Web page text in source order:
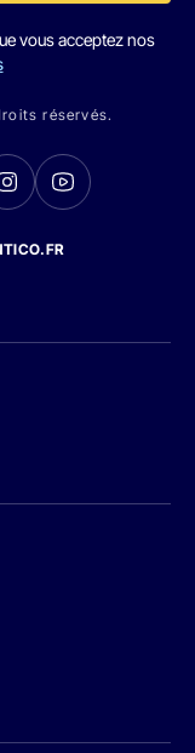
vous acceptez nos
réservés.